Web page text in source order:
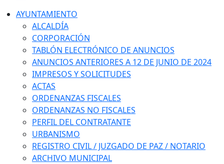
AYUNTAMIENTO
ALCALDÍA
CORPORACIÓN
TABLÓN ELECTRÓNICO DE ANUNCIOS
ANUNCIOS ANTERIORES A 12 DE JUNIO DE 2024
IMPRESOS Y SOLICITUDES
ACTAS
ORDENANZAS FISCALES
ORDENANZAS NO FISCALES
PERFIL DEL CONTRATANTE
URBANISMO
REGISTRO CIVIL / JUZGADO DE PAZ / NOTARIO
ARCHIVO MUNICIPAL